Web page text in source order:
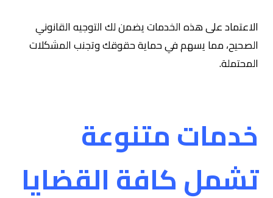
الاعتماد على هذه الخدمات يضمن لك التوجيه القانوني
الصحيح، مما يسهم في حماية حقوقك وتجنب المشكلات
المحتملة.
خدمات متنوعة
تشمل كافة القضايا